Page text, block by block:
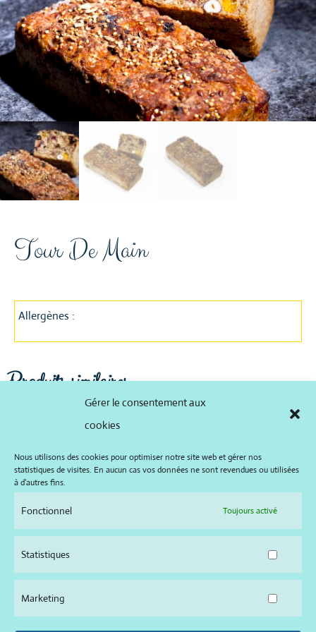
Gérer le consentement aux
cookies
Nous utilisons des cookies pour optimiser notre site web et gérer nos
statistiques de visites. En aucun cas vos données ne sont revendues ou utilisées
à d'autres fins.
Fonctionnel Toujours activé
Statistiques
Marketing
Tour De Main
Allergènes :
Produits similaires
pain de campagne
Lire la suite
Bara du
Lire la suite